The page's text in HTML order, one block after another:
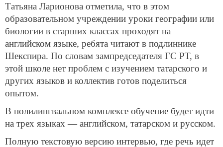
Татьяна Ларионова отметила, что в этом
образовательном учреждении уроки географии или
биологии в старших классах проходят на
английском языке, ребята читают в подлиннике
Шекспира. По словам зампредседателя ГС РТ, в
этой школе нет проблем с изучением татарского и
других языков и коллектив готов поделиться
опытом.
В полилингвальном комплексе обучение будет идти
на трех языках — английском, татарском и русском.
Полную текстовую версию интервью, где речь идет